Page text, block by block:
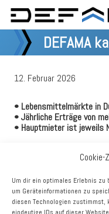
Cookie-
Um dir ein optimales Erlebnis zu
um Geräteinformationen zu
diesen Technologien zustimmst,
DEFAMA
12. Februar 2026
• Lebensmittelmärkte in
• Jährliche Erträge von
• Hauptmieter ist jeweils
weitere Immobilien
vermietbaren Flächen von
Mieter beider Objekte ist
sich auf gut 530 T€. Der